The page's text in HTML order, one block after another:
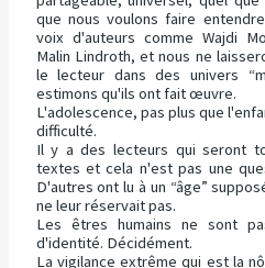
que nous voulons faire
voix d'auteurs comme Wajdi
Malin Lindroth, et nous ne
le lecteur dans des univers
estimons qu'ils ont fait œuvre.
L'adolescence, pas plus que
difficulté.
Il y a des lecteurs qui seront
textes et cela n'est pas une
D'autres ont lu à un “âge”
ne leur réservait pas.
Les êtres humains ne sont
d'identité. Décidément.
La vigilance extrême qui est la